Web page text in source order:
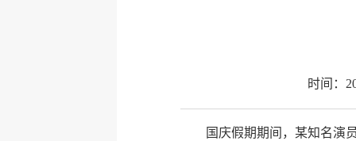
时间：
国庆假期期间，某知名演